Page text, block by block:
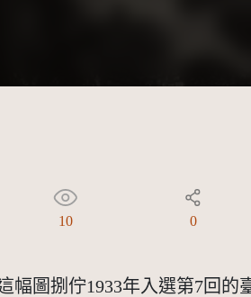
作權法保護-僅限於本平台有限度公開瀏覽
10 0
幅圖捌佇1933年入選第7回